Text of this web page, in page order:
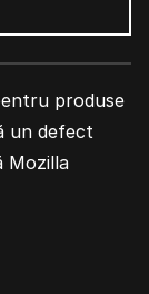
produse
un defect
Mozilla